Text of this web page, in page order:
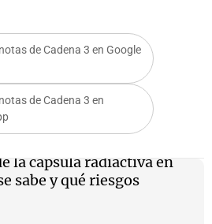
de Cadena 3 en Google
de Cadena 3 en
la cápsula radiactiva en
sabe y qué riesgos